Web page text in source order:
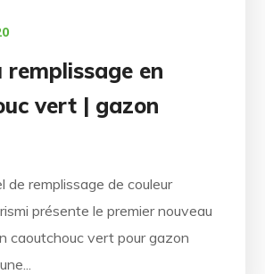
remplissage en
vert | gazon
de remplissage de couleur
présente le premier nouveau
caoutchouc vert pour gazon